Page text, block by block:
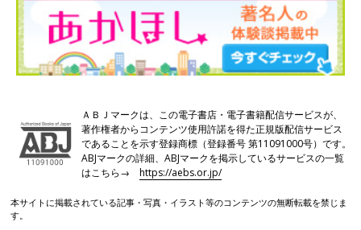
ＡＢＪマークは、この電子書店・電子書籍配信サービスが、
著作権者からコンテンツ使用許諾を得た正規版配信サービス
であることを示す登録商標（登録番号 第11091000号）です。
ABJマークの詳細、ABJマークを掲示しているサービスの一覧
はこちら→https://aebs.or.jp/
本サイトに掲載されている記事・写真・イラスト等のコンテンツの無断転載を禁じま
す。